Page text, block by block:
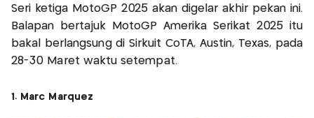
Seri ketiga MotoGP 2025 akan digelar akhir pekan ini.
Balapan bertajuk MotoGP Amerika Serikat 2025 itu
bakal berlangsung di Sirkuit CoTA, Austin, Texas, pada
28-30 Maret waktu setempat.
1. Marc Marquez